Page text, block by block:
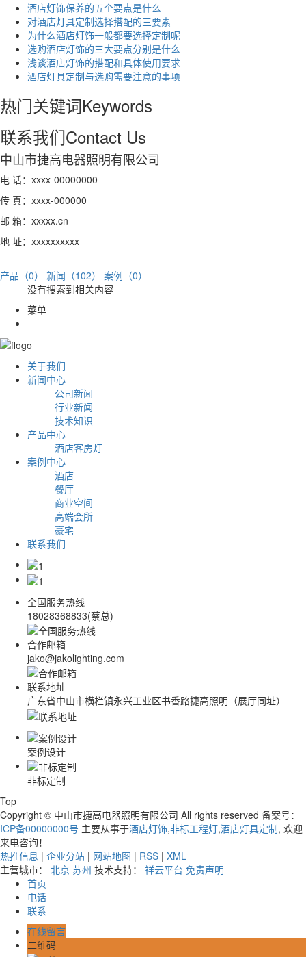
酒店灯饰保养的五个要点是什么
对酒店灯具定制选择搭配的三要素
为什么酒店灯饰一般都要选择定制呢
选购酒店灯饰的三大要点分别是什么
浅谈酒店灯饰的搭配和具体使用要求
酒店灯具定制与选购需要注意的事项
热门关键词Keywords
联系我们Contact Us
中山市捷高电器照明有限公司
电 话：xxxx-00000000
传 真：xxxx-000000
邮 箱：xxxxx.cn
地 址：xxxxxxxxxx
产品（0） 新闻（102）
案例（0）
没有搜索到相关内容
菜单
关于我们
新闻中心
公司新闻
行业新闻
技术知识
产品中心
酒店客房灯
案例中心
酒店
餐厅
商业空间
高端会所
豪宅
联系我们
全国服务热线
18028368833(蔡总)
合作邮箱
jako@jakolighting.com
联系地址
广东省中山市横栏镇永兴工业区书香路捷高照明（展厅同址）
案例设计
非标定制
Top
Copyright © 中山市捷高电器照明有限公司 All rights reserved 备案号：
ICP备00000000号 主要从事于酒店灯饰,非标工程灯,酒店灯具定制, 欢迎
来电咨询！
热推信息 | 企业分站 | 网站地图 | RSS | XML
主营城市： 北京 苏州 技术支持： 祥云平台 免责声明
首页
电话
联系
在线留言
二维码